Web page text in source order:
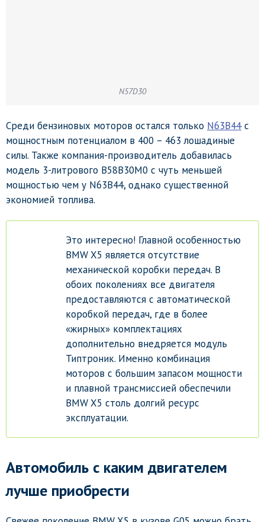
N57D30
Среди бензиновых моторов остался только N63B44с
мощностным потенциалом в 400 – 463 лошадиные
силы. Также компания-производитель добавилась
модель 3-литрового B58B30M0 с чуть меньшей
мощностью чем у N63B44, однако существенной
экономией топлива.
Это интересно! Главной особенностью
BMW X5 является отсутствие
механической коробки передач. В
обоих поколениях все двигателя
предоставляются с автоматической
коробкой передач, где в более
«жирных» комплектациях
дополнительно внедряется модуль
Типтроник. Именно комбинация
моторов с большим запасом мощности
и плавной трансмиссией обеспечили
BMW X5 столь долгий ресурс
эксплуатации.
Автомобиль с каким двигателем
лучше приобрести